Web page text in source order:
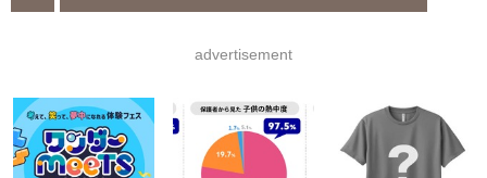
advertisement